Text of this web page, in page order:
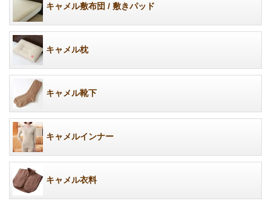
キャメル敷布団 / 敷きパッド
キャメル枕
キャメル靴下
キャメルインナー
キャメル衣料